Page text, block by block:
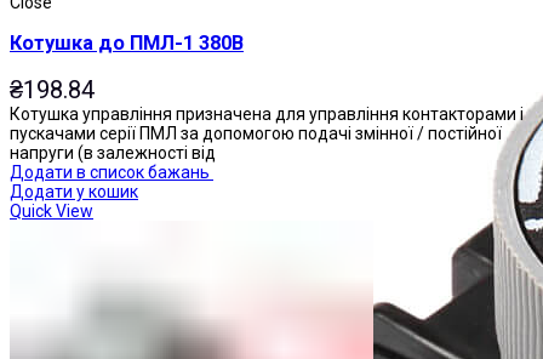
Котушка до ПМЛ-1 380В
₴198.84
Котушка управління призначена для управління контакторами і
пускачами серії ПМЛ за допомогою подачі змінної / постійної
напруги (в залежності від
Додати в список бажань
Додати у кошик
Quick View